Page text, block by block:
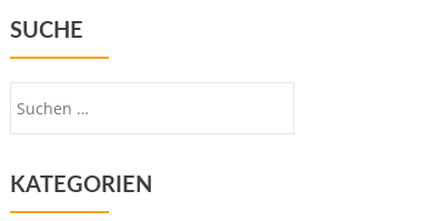
SUCHE
KATEGORIEN